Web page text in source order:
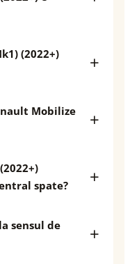
(2022+)
Mobilize
spate?
sensul de